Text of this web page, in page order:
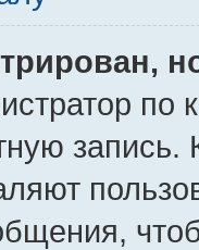
по
запись.